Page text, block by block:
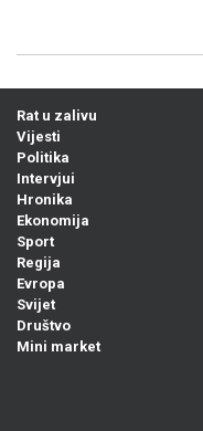
Rat u zalivu
Vijesti
Politika
Intervjui
Hronika
Ekonomija
Sport
Regija
Evropa
Svijet
Društvo
Mini market